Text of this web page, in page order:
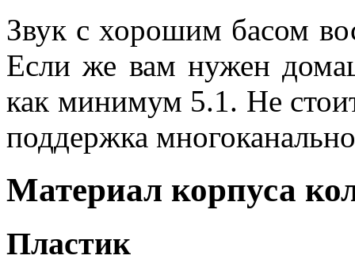
Звук с хорошим басом
Если же вам нужен
как минимум 5.1. Не
поддержка
Материал корпуса
Пластик